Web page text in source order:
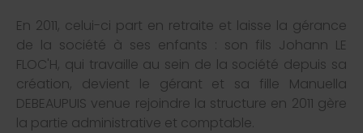
En 2011, celui-ci part en retraite et laisse la gérance
de la société à ses enfants : son fils Johann LE
FLOC'H, qui travaille au sein de la société depuis sa
création, devient le gérant et sa fille Manuella
DEBEAUPUIS venue rejoindre la structure en 2011 gère
la partie administrative et comptable.